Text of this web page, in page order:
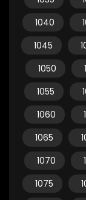
1040
1045
1050
1055
1060
1065
1070
1075